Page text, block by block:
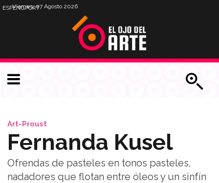
Viernes, 07 Agosto 2026
ESPENGPORT
Art-Proust
Fernanda Kusel
Ofrendas de pasteles en tonos pasteles,
nadadores que flotan entre óleos y un sinfín